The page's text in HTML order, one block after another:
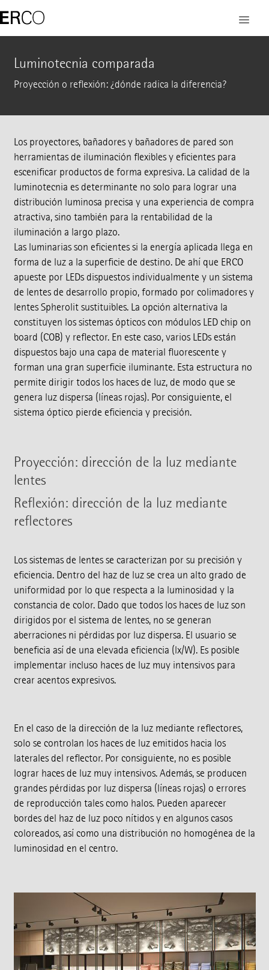
Luminotecnia comparada
Proyección o reflexión: ¿dónde radica la diferencia?
Los proyectores, bañadores y bañadores de pared son
herramientas de iluminación flexibles y eficientes para
escenificar productos de forma expresiva. La calidad de la
luminotecnia es determinante no solo para lograr una
distribución luminosa precisa y una experiencia de compra
atractiva, sino también para la rentabilidad de la
iluminación a largo plazo.
Las luminarias son eficientes si la energía aplicada llega en
forma de luz a la superficie de destino. De ahí que ERCO
apueste por LEDs dispuestos individualmente y un sistema
de lentes de desarrollo propio, formado por colimadores y
lentes Spherolit sustituibles. La opción alternativa la
constituyen los sistemas ópticos con módulos LED chip on
board (COB) y reflector. En este caso, varios LEDs están
dispuestos bajo una capa de material fluorescente y
forman una gran superficie iluminante. Esta estructura no
permite dirigir todos los haces de luz, de modo que se
genera luz dispersa (líneas rojas). Por consiguiente, el
sistema óptico pierde eficiencia y precisión.
Proyección: dirección de la luz mediante
lentes
Reflexión: dirección de la luz mediante
reflectores
Los sistemas de lentes se caracterizan por su precisión y
eficiencia. Dentro del haz de luz se crea un alto grado de
uniformidad por lo que respecta a la luminosidad y la
constancia de color. Dado que todos los haces de luz son
dirigidos por el sistema de lentes, no se generan
aberraciones ni pérdidas por luz dispersa. El usuario se
beneficia así de una elevada eficiencia (lx/W). Es posible
implementar incluso haces de luz muy intensivos para
crear acentos expresivos.
En el caso de la dirección de la luz mediante reflectores,
solo se controlan los haces de luz emitidos hacia los
laterales del reflector. Por consiguiente, no es posible
lograr haces de luz muy intensivos. Además, se producen
grandes pérdidas por luz dispersa (líneas rojas) o errores
de reproducción tales como halos. Pueden aparecer
bordes del haz de luz poco nítidos y en algunos casos
coloreados, así como una distribución no homogénea de la
luminosidad en el centro.